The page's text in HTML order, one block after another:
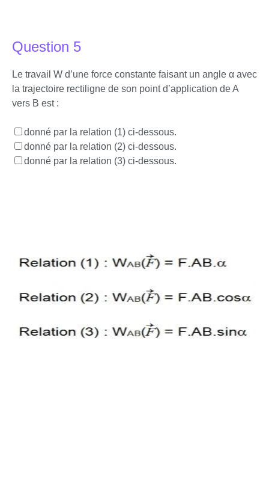
Question 5
Le travail W d’une force constante faisant un angle α avec
la trajectoire rectiligne de son point d’application de A
vers B est :
donné par la relation (1) ci-dessous.
donné par la relation (2) ci-dessous.
donné par la relation (3) ci-dessous.